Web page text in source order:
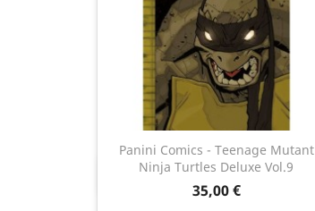
Panini Comics - Teenage Mutant
Ninja Turtles Deluxe Vol.9
35,00 €
Anteprima